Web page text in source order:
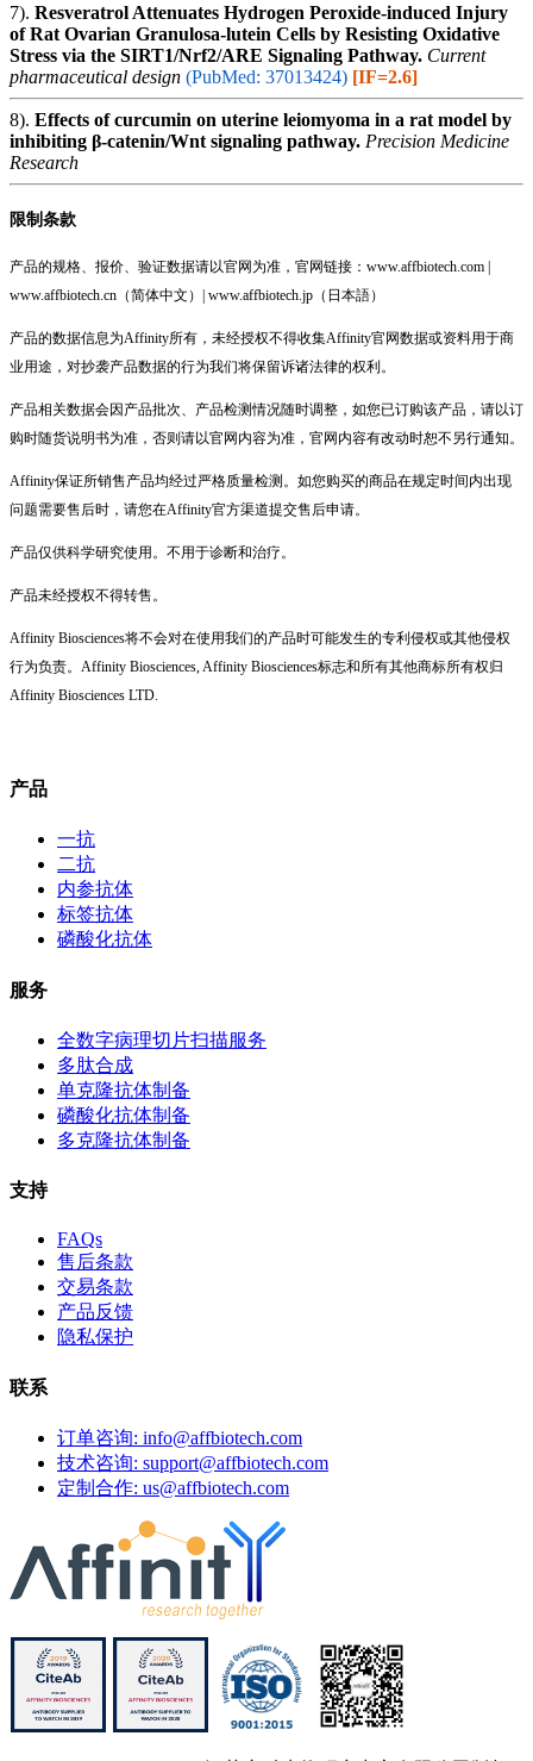
7). Resveratrol Attenuates Hydrogen Peroxide-induced Injury
of Rat Ovarian Granulosa-lutein Cells by Resisting Oxidative
Stress via the SIRT1/Nrf2/ARE Signaling Pathway. Current
pharmaceutical design (PubMed: 37013424) [IF=2.6]
8). Effects of curcumin on uterine leiomyoma in a rat model by
inhibiting β-catenin/Wnt signaling pathway. Precision Medicine
Research
限制条款
产品的规格、报价、验证数据请以官网为准，官网链接：www.affbiotech.com |
www.affbiotech.cn（简体中文）| www.affbiotech.jp（日本語）
产品的数据信息为Affinity所有，未经授权不得收集Affinity官网数据或资料用于商
业用途，对抄袭产品数据的行为我们将保留诉诸法律的权利。
产品相关数据会因产品批次、产品检测情况随时调整，如您已订购该产品，请以订
购时随货说明书为准，否则请以官网内容为准，官网内容有改动时恕不另行通知。
Affinity保证所销售产品均经过严格质量检测。如您购买的商品在规定时间内出现
问题需要售后时，请您在Affinity官方渠道提交售后申请。
产品仅供科学研究使用。不用于诊断和治疗。
产品未经授权不得转售。
Affinity Biosciences将不会对在使用我们的产品时可能发生的专利侵权或其他侵权
行为负责。Affinity Biosciences, Affinity Biosciences标志和所有其他商标所有权归
Affinity Biosciences LTD.
产品
一抗
二抗
内参抗体
标签抗体
磷酸化抗体
服务
全数字病理切片扫描服务
多肽合成
单克隆抗体制备
磷酸化抗体制备
多克隆抗体制备
支持
FAQs
售后条款
交易条款
产品反馈
隐私保护
联系
订单咨询: info@affbiotech.com
技术咨询: support@affbiotech.com
定制合作: us@affbiotech.com